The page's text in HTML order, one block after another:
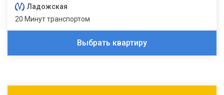
Ладожская
20 Минут транспортом
Выбрать квартиру